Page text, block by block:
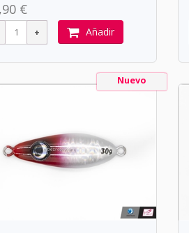
€
Añadir
Nuevo